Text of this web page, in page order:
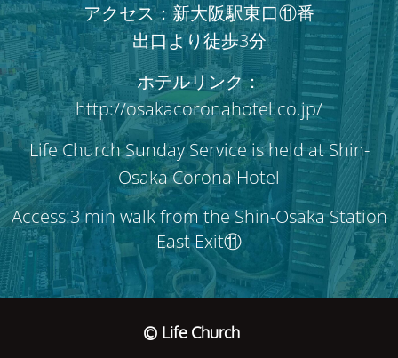
アクセス：新大阪駅東口⑪番
出口より徒歩3分
ホテルリンク：
http://osakacoronahotel.co.jp/
Life Church Sunday Service is held at Shin-
Osaka Corona Hotel
Access:3 min walk from the Shin-Osaka Station
East Exit⑪
© Life Church